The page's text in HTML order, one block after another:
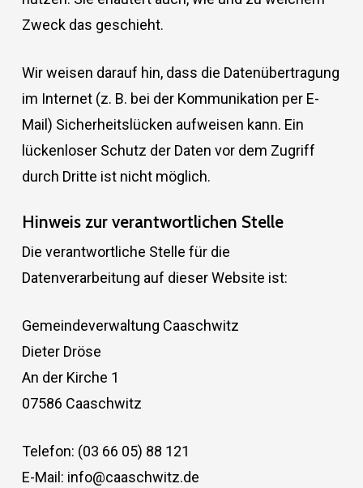
Zweck das geschieht.
Wir weisen darauf hin, dass die Datenübertragung
im Internet (z. B. bei der Kommunikation per E-
Mail) Sicherheitslücken aufweisen kann. Ein
lückenloser Schutz der Daten vor dem Zugriff
durch Dritte ist nicht möglich.
Hinweis zur verantwortlichen Stelle
Die verantwortliche Stelle für die
Datenverarbeitung auf dieser Website ist:
Gemeindeverwaltung Caaschwitz
Dieter Dröse
An der Kirche 1
07586 Caaschwitz
Telefon: (03 66 05) 88 121
E-Mail: info@caaschwitz.de